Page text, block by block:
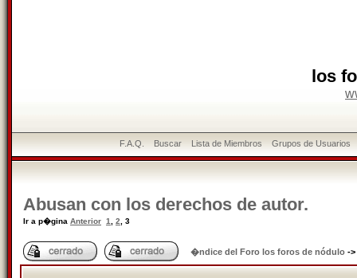
los
F.A.Q. Buscar Lista de Miembros Grupos de Usuarios
Abusan con los derechos de autor.
Ir a p�gina Anterior 1 2 3
�ndice del Foro los foros de nódulo ->